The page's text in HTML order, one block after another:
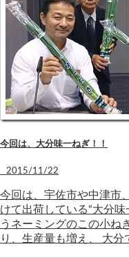
今回は、大分味一ねぎ！！
2015/11/22
今回は、宇佐市や中津市
けて出荷している“大分
うネーミングのこの小ね
り、生産量も増え、 大